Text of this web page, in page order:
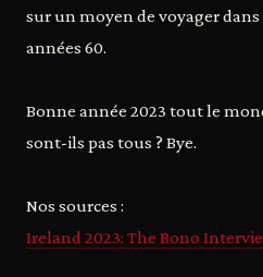
sur un moyen de voyager
années 60.
Bonne année 2023 tout le
sont-ils pas tous ? Bye.
Nos sources :
Ireland 2023: The Bono